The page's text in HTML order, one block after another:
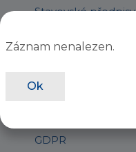
Stavovské předpisy
Staňte se členem
GDPR
Záznam nenalezen.
Ok